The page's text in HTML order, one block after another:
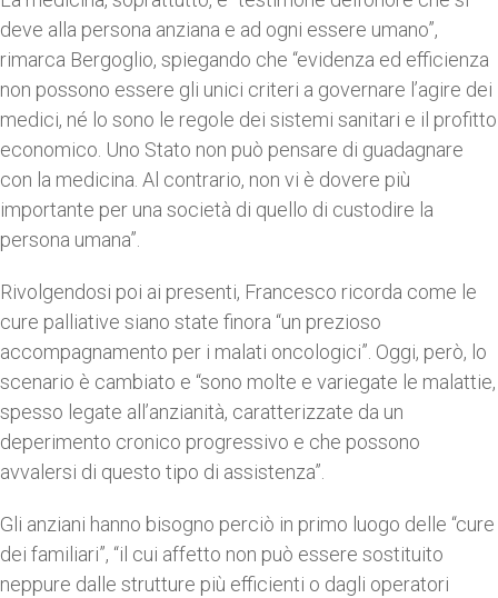
deve alla persona anziana e ad ogni essere umano”,
rimarca Bergoglio, spiegando che “evidenza ed efficienza
non possono essere gli unici criteri a governare l’agire dei
medici, né lo sono le regole dei sistemi sanitari e il profitto
economico. Uno Stato non può pensare di guadagnare
con la medicina. Al contrario, non vi è dovere più
importante per una società di quello di custodire la
persona umana”.
Rivolgendosi poi ai presenti, Francesco ricorda come le
cure palliative siano state finora “un prezioso
accompagnamento per i malati oncologici”. Oggi, però, lo
scenario è cambiato e “sono molte e variegate le malattie,
spesso legate all’anzianità, caratterizzate da un
deperimento cronico progressivo e che possono
avvalersi di questo tipo di assistenza”.
Gli anziani hanno bisogno perciò in primo luogo delle “cure
dei familiari”, “il cui affetto non può essere sostituito
neppure dalle strutture più efficienti o dagli operatori